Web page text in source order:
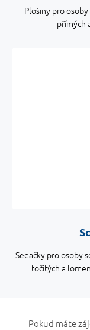
Plošiny pro
přímých
Sedačky pro osoby
točitých a
Pokud máte